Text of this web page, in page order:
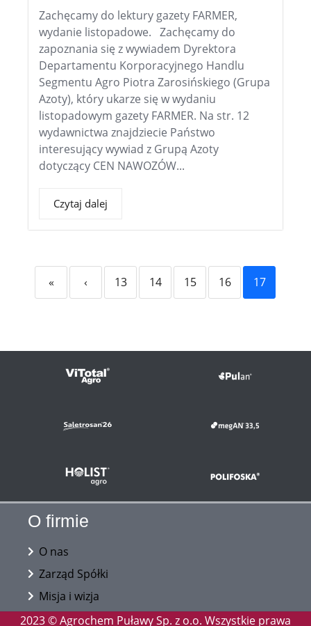
Zachęcamy do lektury gazety FARMER,
wydanie listopadowe. Zachęcamy do
zapoznania się z wywiadem Dyrektora
Departamentu Korporacyjnego Handlu
Segmentu Agro Piotra Zarosińskiego (Grupa
Azoty), który ukarze się w wydaniu
listopadowym gazety FARMER. Na str. 12
wydawnictwa znajdziecie Państwo
interesujący wywiad z Grupą Azoty
dotyczący CEN NAWOZÓW...
Czytaj dalej
« ‹ 13 14 15 16 17
O firmie
O nas
Zarząd Spółki
Misja i wizja
2023 © Agrochem Puławy Sp. z o.o. Wszystkie prawa